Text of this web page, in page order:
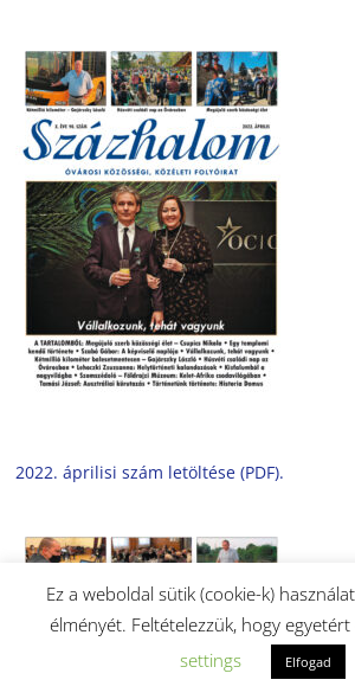
2022. áprilisi szám letöltése (PDF).
Ez a weboldal sütik (cookie-k)
élményét. Feltételezzük, hogy egyetért
settings
Elfogad